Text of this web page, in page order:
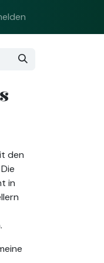
Tool
den
in